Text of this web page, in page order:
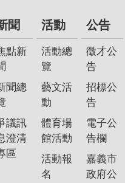
聞
點新
聞總
議訊
澄清
區
活動
活動總
覽
藝文活
動
體育場
館活動
活動報
名
公告
徵才公
告
招標公
告
電子公
告欄
嘉義市
政府公